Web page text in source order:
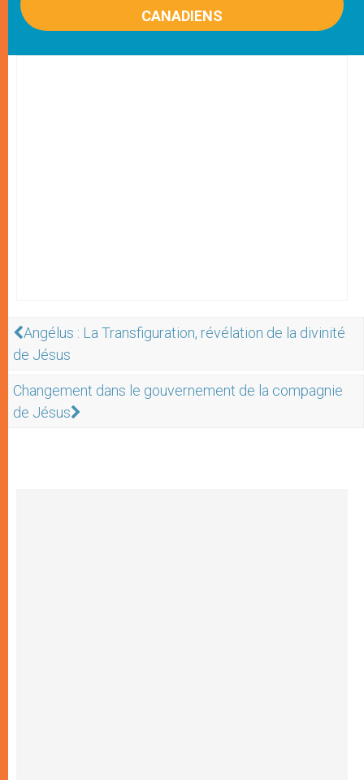
CANADIENS
Angélus : La Transfiguration, révélation de la divinité
de Jésus
Changement dans le gouvernement de la compagnie
de Jésus